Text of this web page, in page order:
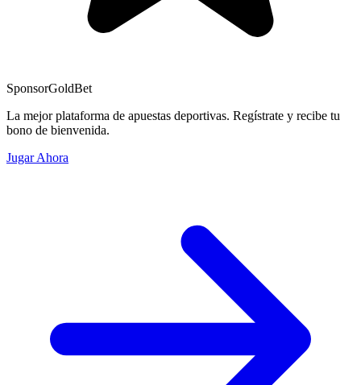
SponsorGoldBet
La mejor plataforma de apuestas deportivas. Regístrate y recibe tu
bono de bienvenida.
Jugar Ahora